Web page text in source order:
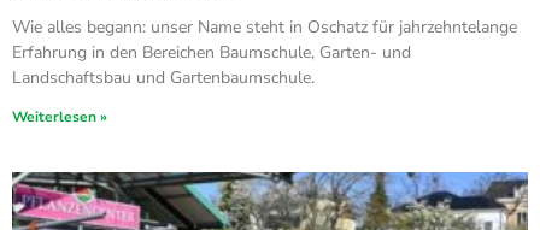
Wie alles begann: unser Name steht in Oschatz für jahrzehntelange
Erfahrung in den Bereichen Baumschule, Garten- und
Landschaftsbau und Gartenbaumschule.
Weiterlesen »